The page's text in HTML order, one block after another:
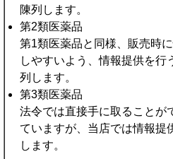
陳列します。
第2類医薬品
第1類医薬品と同様、販売時
しやすいよう、情報提供を行
列します。
第3類医薬品
法令では直接手に取ることが
ていますが、当店では情報提
します。